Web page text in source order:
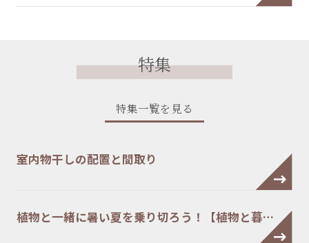
特集
特集一覧を見る
室内物干しの配置と間取り
植物と一緒に暑い夏を乗り切ろう！【植物と暮…